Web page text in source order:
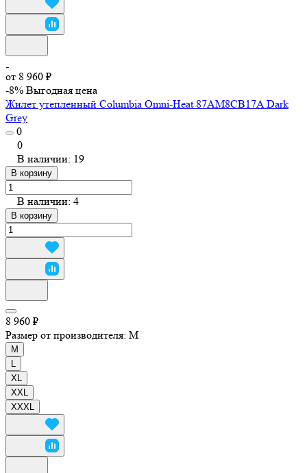
от 8 960 ₽
-8% Выгодная цена
Жилет утепленный Columbia Omni-Heat 87AM8CB17A Dark
Grey
0
0
В наличии: 19
В корзину
В наличии: 4
В корзину
8 960 ₽
Размер от производителя: M
M
XL
XXL
XXXL